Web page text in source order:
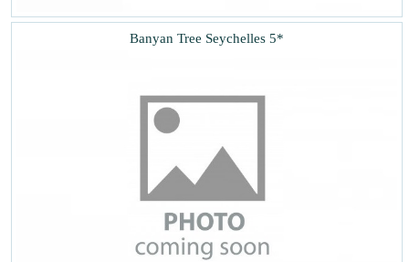
Banyan Tree Seychelles 5*